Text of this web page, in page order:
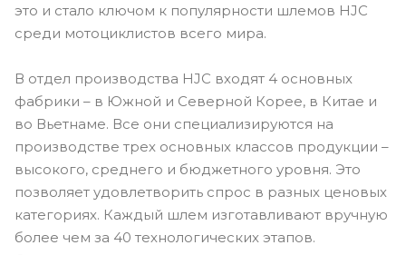
это и стало ключом к популярности шлемов HJC
среди мотоциклистов всего мира.
В отдел производства HJC входят 4 основных
фабрики – в Южной и Северной Корее, в Китае и
во Вьетнаме. Все они специализируются на
производстве трех основных классов продукции –
высокого, среднего и бюджетного уровня. Это
позволяет удовлетворить спрос в разных ценовых
категориях. Каждый шлем изготавливают вручную
более чем за 40 технологических этапов.